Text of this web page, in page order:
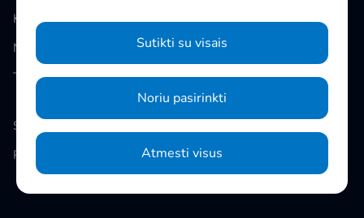
Kainos
Naujienos
Taisyklės
Instagram
Slapukų nustatymai
Privatumo politika
Sutikti su visais
Noriu pasirinkti
Atmesti visus